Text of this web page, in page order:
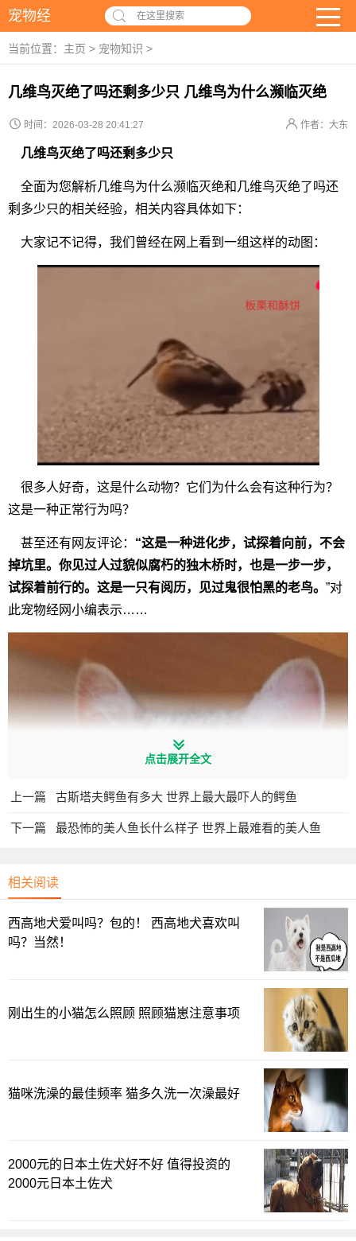
宠物经 在这里搜索
当前位置： 主页 > 宠物知识 >
几维鸟灭绝了吗还剩多少只 几维鸟为什么濒临灭绝
时间：2026-03-28 20:41:27 作者：大东
几维鸟灭绝了吗还剩多少只
全面为您解析几维鸟为什么濒临灭绝和几维鸟灭绝了吗还
剩多少只的相关经验，相关内容具体如下：
大家记不记得，我们曾经在网上看到一组这样的动图：
很多人好奇，这是什么动物？它们为什么会有这种行为？
这是一种正常行为吗？
甚至还有网友评论： “这是一种进化步，试探着向前，不会
掉坑里。你见过人过貌似腐朽的独木桥时，也是一步一步，
试探着前行的。这是一只有阅历，见过鬼很怕黑的老鸟。 ”对
此宠物经网小编表示……
这张动图，明显是网友通过后期制作的“鬼畜版”。
其实图片的原型，是大名鼎鼎的一种鸟类：几维鸟。
几维鸟是一个多么神奇的
物种。
初识几维鸟：与恐龙同时发源的现存最古老物种之一
几维鸟学名鹬鸵，英文名称是Kiwi，和猕猴桃的英文是一
个单词，所以人们会把几维鸟亲切的称呼为“奔跑的猕猴桃”。
点击展开全文
上一篇 古斯塔夫鳄鱼有多大 世界上最大最吓人的鳄鱼
下一篇 最恐怖的美人鱼长什么样子 世界上最难看的美人鱼
相关阅读
西高地犬爱叫吗？包的！ 西高地犬喜欢叫
吗？当然！
刚出生的小猫怎么照顾 照顾猫崽注意事项
猫咪洗澡的最佳频率 猫多久洗一次澡最好
2000元的日本土佐犬好不好 值得投资的
2000元日本土佐犬